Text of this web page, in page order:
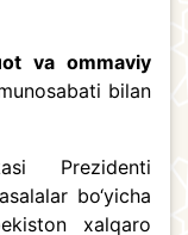
va ommaviy
bilan
Prezidenti
bo‘yicha
xalqaro